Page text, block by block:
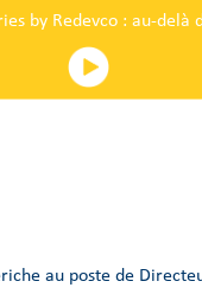
plein centre
by Redevco : au-delà
au poste de